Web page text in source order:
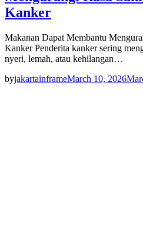
Kanker
Makanan Dapat Membantu
Kanker Penderita kanker sering
nyeri, lemah, atau kehilangan…
byjakartainframeMarch 10, 2026